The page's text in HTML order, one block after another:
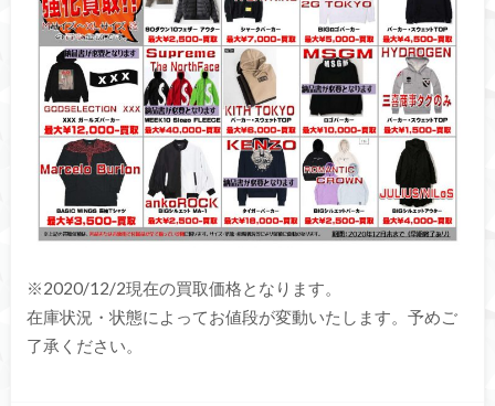
※2020/12/2現在の買取価格となります。
在庫状況・状態によってお値段が変動いたします。予めご
了承ください。